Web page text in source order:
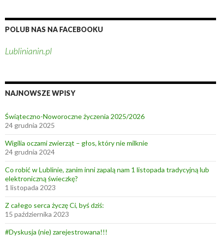
POLUB NAS NA FACEBOOKU
Lublinianin.pl
NAJNOWSZE WPISY
Świąteczno-Noworoczne życzenia 2025/2026
24 grudnia 2025
Wigilia oczami zwierząt – głos, który nie milknie
24 grudnia 2024
Co robić w Lublinie, zanim inni zapalą nam 1 listopada tradycyjną lub
elektroniczną świeczkę?
1 listopada 2023
Z całego serca życzę Ci, byś dziś:
15 października 2023
#Dyskusja (nie) zarejestrowana!!!